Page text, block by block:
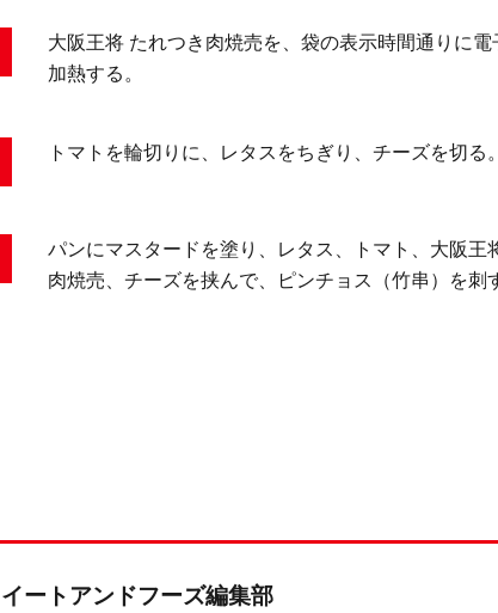
大阪王将 たれつき肉焼売を、袋の表示時間通りに電
加熱する。
トマトを輪切りに、レタスをちぎり、チーズを切る。
パンにマスタードを塗り、レタス、トマト、大阪王
肉焼売、チーズを挟んで、ピンチョス（竹串）を刺
イートアンドフーズ編集部